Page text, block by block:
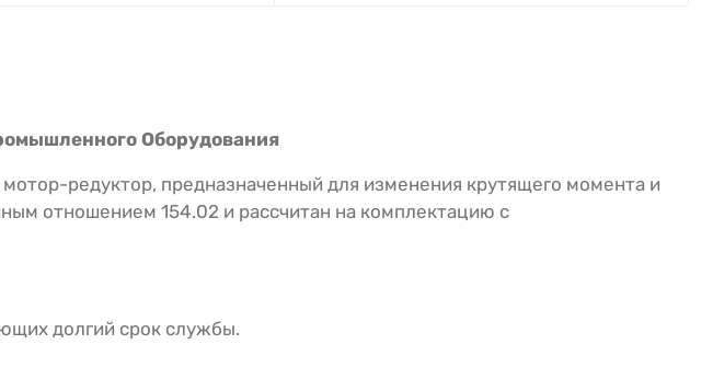
Оборудования
редуктор, предназначенный для изменения крутящего момента и
отношением 154.02 и рассчитан на комплектацию с
долгий срок службы.